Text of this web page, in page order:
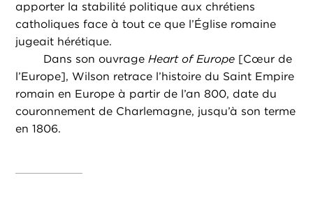
apporter la stabilité politique aux chrétiens
catholiques face à tout ce que l’Église romaine
jugeait hérétique.
Dans son ouvrageHeart of Europe [Cœur de
l’Europe], Wilson retrace l’histoire du Saint Empire
romain en Europe à partir de l’an 800, date du
couronnement de Charlemagne, jusqu’à son terme
en 1806.